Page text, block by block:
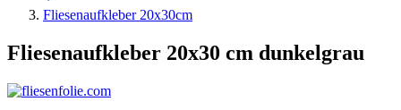
Fliesenaufkleber 20x30cm
Fliesenaufkleber 20x30 cm dunkelgrau